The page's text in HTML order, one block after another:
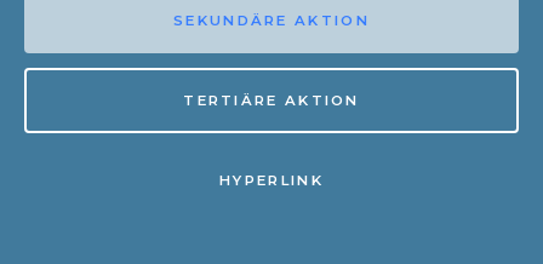
SEKUNDÄRE AKTION
TERTIÄRE AKTION
HYPERLINK